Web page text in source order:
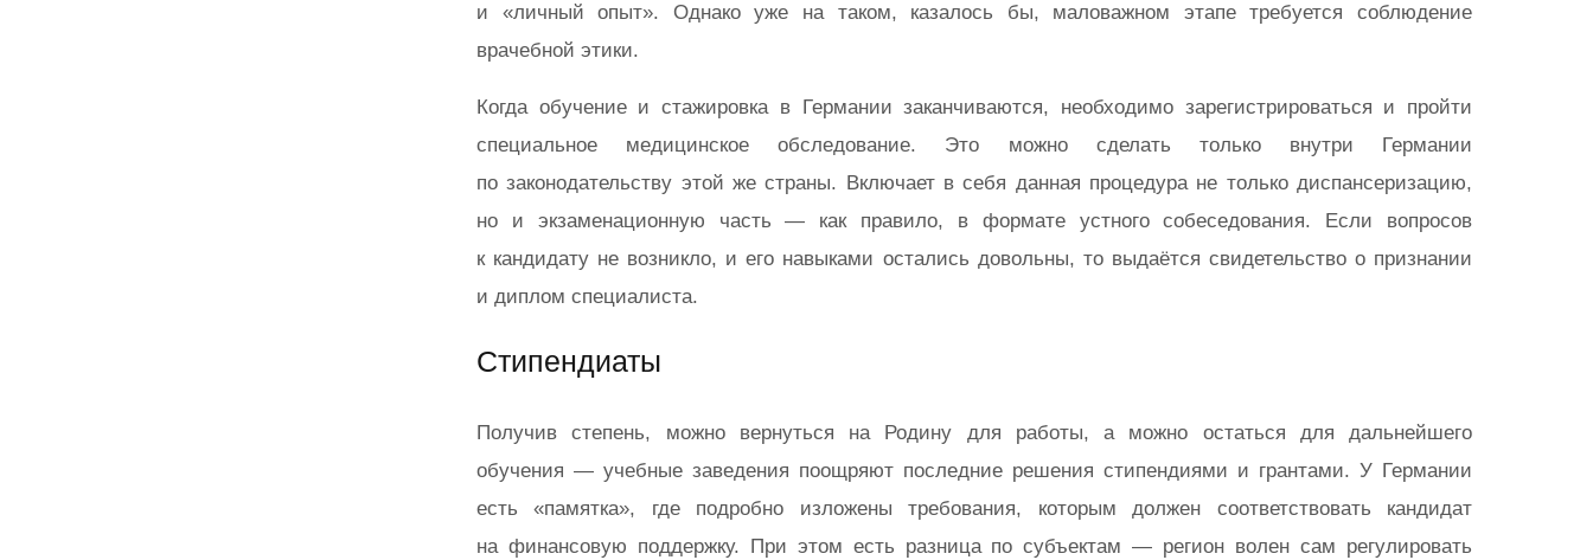
и «личный опыт». Однако уже на таком, казалось бы, маловажном этапе требуется соблюдение
врачебной этики.
Когда обучение и стажировка в Германии заканчиваются, необходимо зарегистрироваться и пройти
специальное медицинское обследование. Это можно сделать только внутри Германии
по законодательству этой же страны. Включает в себя данная процедура не только диспансеризацию,
но и экзаменационную часть — как правило, в формате устного собеседования. Если вопросов
к кандидату не возникло, и его навыками остались довольны, то выдаётся свидетельство о признании
и диплом специалиста.
Стипендиаты
Получив степень, можно вернуться на Родину для работы, а можно остаться для дальнейшего
обучения — учебные заведения поощряют последние решения стипендиями и грантами. У Германии
есть «памятка», где подробно изложены требования, которым должен соответствовать кандидат
на финансовую поддержку. При этом есть разница по субъектам — регион волен сам регулировать